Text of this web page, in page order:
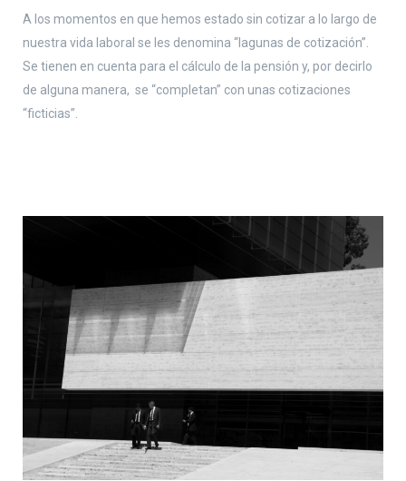
A los momentos en que hemos estado sin cotizar a lo largo de
nuestra vida laboral se les denomina “lagunas de cotización”.
Se tienen en cuenta para el cálculo de la pensión y, por decirlo
de alguna manera, se “completan” con unas cotizaciones
“ficticias”.